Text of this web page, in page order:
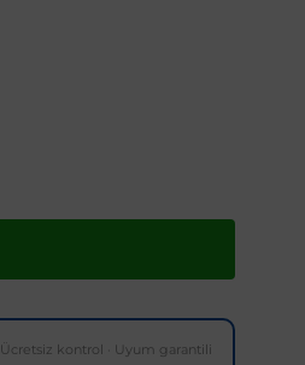
Ücretsiz kontrol · Uyum garantili